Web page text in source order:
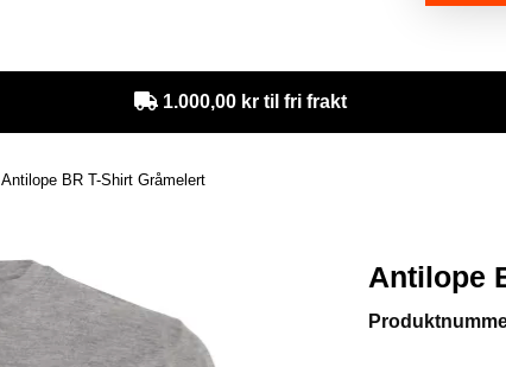
1.000,00 kr til fri frakt
Antilope BR T-Shirt Gråmelert
Antilope